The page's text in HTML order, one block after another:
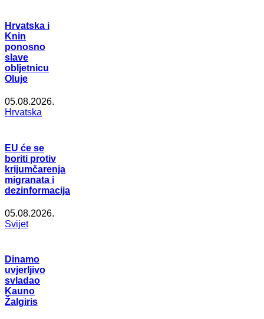
Hrvatska i
Knin
ponosno
slave
obljetnicu
Oluje
05.08.2026.
Hrvatska
EU će se
boriti protiv
krijumčarenja
migranata i
dezinformacija
05.08.2026.
Svijet
Dinamo
uvjerljivo
svladao
Kauno
Žalgiris